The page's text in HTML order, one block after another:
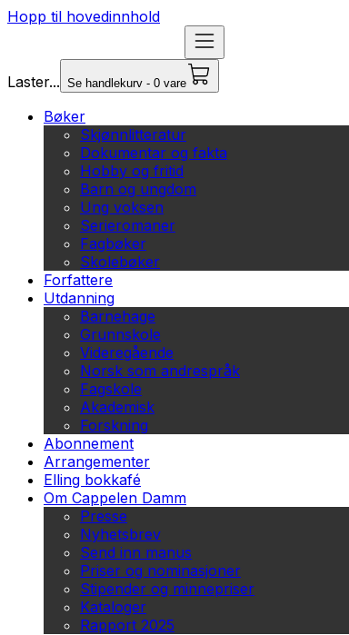
Hopp til hovedinnhold
Laster... Se handlekurv - 0 vare
Bøker
Skjønnlitteratur
Dokumentar og fakta
Hobby og fritid
Barn og ungdom
Ung voksen
Serieromaner
Fagbøker
Skolebøker
Forfattere
Utdanning
Barnehage
Grunnskole
Videregående
Norsk som andrespråk
Fagskole
Akademisk
Forskning
Abonnement
Arrangementer
Elling bokkafé
Om Cappelen Damm
Presse
Nyhetsbrev
Send inn manus
Priser og nominasjoner
Stipender og minnepriser
Kataloger
Rapport 2025